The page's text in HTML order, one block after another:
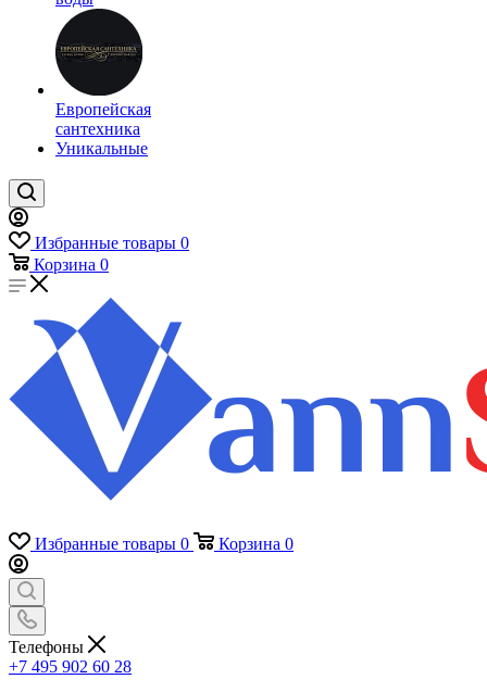
Европейская
сантехника
Уникальные
Избранные товары 0
Корзина 0
Избранные товары 0 Корзина 0
Телефоны
+7 495 902 60 28